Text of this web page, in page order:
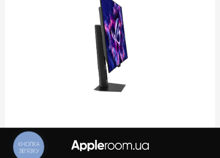
КНОПКА
ЗВ'ЯЗКУ